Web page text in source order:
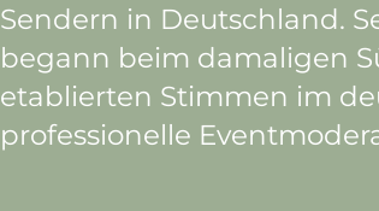
Sendern in Deutschland.
begann beim damaligen
etablierten Stimmen im
professionelle